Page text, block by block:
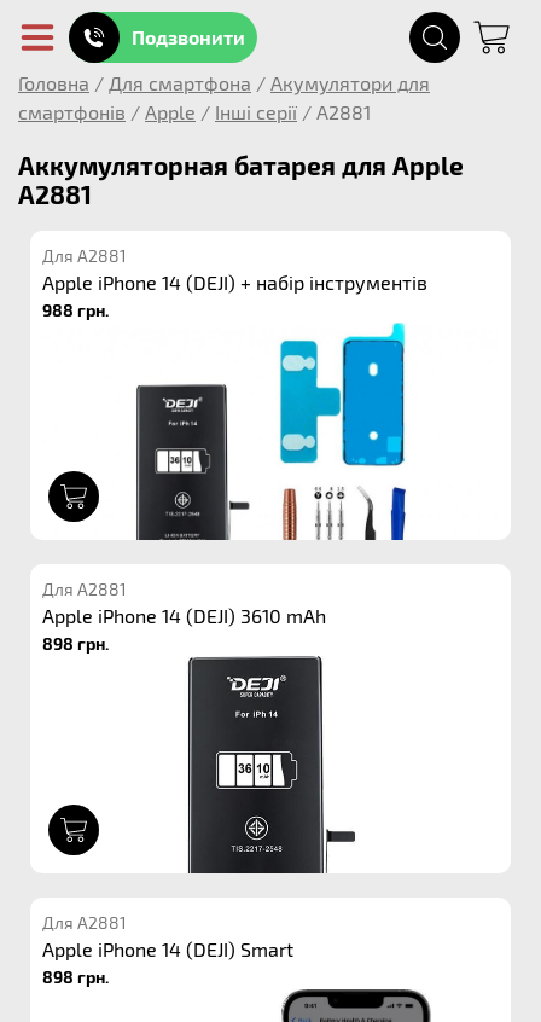
Подзвонити
Головна / Для смартфона / Акумулятори для
смартфонів / Apple / Інші серії / A2881
Аккумуляторная батарея для Apple
A2881
Для A2881
Apple iPhone 14 (DEJI) + набір інструментів
988 грн.
Для A2881
Apple iPhone 14 (DEJI) 3610 mAh
898 грн.
Для A2881
Apple iPhone 14 (DEJI) Smart
898 грн.